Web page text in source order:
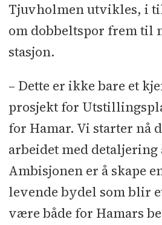
Tjuvholmen utvikles, i
om dobbeltspor frem til
stasjon.
– Dette er ikke bare et
prosjekt for
for Hamar. Vi starter nå
arbeidet med
Ambisjonen er å skape
levende bydel som blir
være både for Hamars